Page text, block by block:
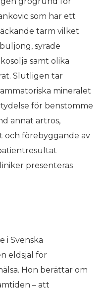
som har ett
tarm vilket
syrade
samt olika
Slutligen tar
mineralet
för benstomme
annat artros,
och förebyggande av
presenteras
i Svenska
eldsjäl för
Hon berättar om
– att